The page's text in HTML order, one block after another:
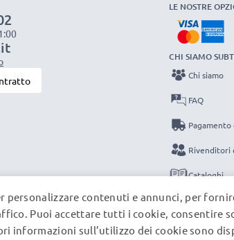
LE NOSTRE
CHI SIAMO
Chi siamo
FAQ
Rivenditori
Cataloghi
Contatti
personalizzare contenuti e annunci, per
Puoi accettare tutti i cookie, consentire
informazioni sull’utilizzo dei cookie sono